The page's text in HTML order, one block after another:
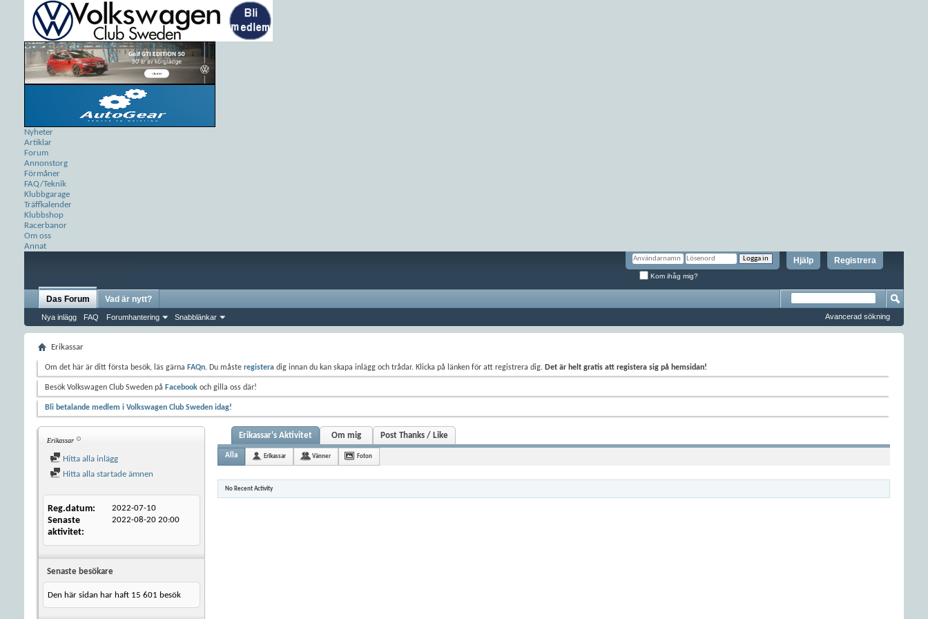
Nyheter
Artiklar
Forum
Annonstorg
Förmåner
FAQ/Teknik
Klubbgarage
Träffkalender
Klubbshop
Racerbanor
Om oss
Annat
Registrera
Hjälp
Kom ihåg mig?
Das Forum
Nya inlägg FAQ Forumhantering Snabblänkar
Vad är nytt?
Avancerad sökning
Erikassar
Om det här är ditt första besök, läs gärna FAQn. Du måste registera dig innan du kan skapa inlägg och trådar. Klicka på länken för att registrera dig. Det är helt gratis att registera sig på hemsidan!
Besök Volkswagen Club Sweden på Facebook och gilla oss där!
Bli betalande medlem i Volkswagen Club Sweden idag!
Erikassar
Hitta alla inlägg
Hitta alla startade ämnen
Reg.datum 2022-07-10
Senaste
aktivitet
2022-08-20 20:00
Senaste besökare
Den här sidan har haft 15 601 besök
Erikassar's Aktivitet Om mig Post Thanks / Like
Alla Erikassar Vänner Foton
No Recent Activity